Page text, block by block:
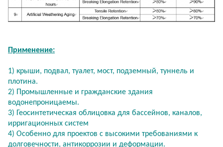
Применение:
1) крыши, подвал, туалет, мост, подземный, туннель и
плотина.
2) Промышленные и гражданские здания
водонепроницаемы.
3) Геосинтетическая облицовка для бассейнов, каналов,
ирригационных систем
4) Особенно для проектов с высокими требованиями к
долговечности, антикоррозии и деформации.